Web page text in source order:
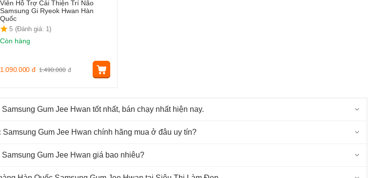
Gum Jee Hwan tốt nhất, bán chạy nhất hiện nay.
Gum Jee Hwan chính hãng mua ở đâu uy tín?
Gum Jee Hwan giá bao nhiêu?
Viên Hỗ Trợ Cải Thiện Trí Não
Samsung Gi Ryeok Hwan Hàn
Quốc
5 (Đánh giá: 1)
Còn hàng
1.490.000 đ
1.090.000 đ